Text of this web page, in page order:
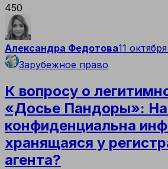
450
Александра Федотова11
Зарубежное право
К вопросу о
«Досье Пандоры»:
конфиденциальна
хранящаяся у
агента?